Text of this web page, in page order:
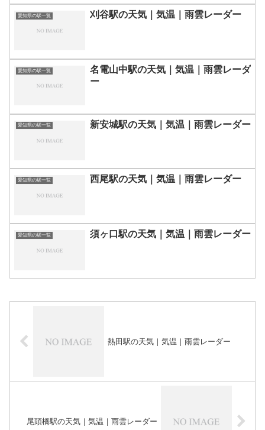
愛知県の駅一覧 刈谷駅の天気｜気温｜雨雲レーダー
愛知県の駅一覧
名電山中駅の天気｜気温｜雨雲レーダ
ー
愛知県の駅一覧 新安城駅の天気｜気温｜雨雲レーダー
愛知県の駅一覧 西尾駅の天気｜気温｜雨雲レーダー
愛知県の駅一覧 須ヶ口駅の天気｜気温｜雨雲レーダー
熱田駅の天気｜気温｜雨雲レーダー
尾頭橋駅の天気｜気温｜雨雲レーダー